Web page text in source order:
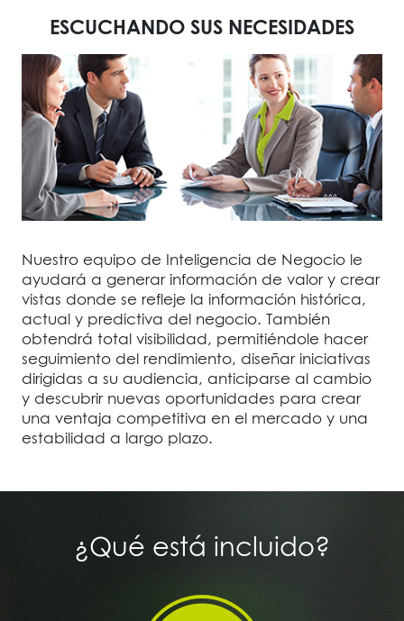
ESCUCHANDO SUS NECESIDADES
Nuestro equipo de Inteligencia de Negocio le
ayudará a generar información de valor y crear
vistas donde se refleje la información histórica,
actual y predictiva del negocio. También
obtendrá total visibilidad, permitiéndole hacer
seguimiento del rendimiento, diseñar iniciativas
dirigidas a su audiencia, anticiparse al cambio
y descubrir nuevas oportunidades para crear
una ventaja competitiva en el mercado y una
estabilidad a largo plazo.
¿Qué está incluido?